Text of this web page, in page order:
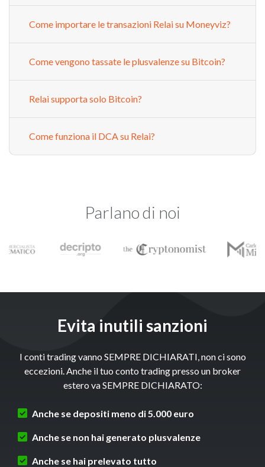
Come importare le transazioni Relai su Moneyviz?
Come vengono tassate le plusvalenze su Bitcoin?
Relai supporta solo Bitcoin?
Come funziona il DCA su Relai?
Parlano di noi
Evita inutili sanzioni
I conti trading vanno SEMPRE DICHIARATI, non ci sono
eccezioni. Anche il tuo conto trading presso un broker
estero va SEMPRE DICHIARATO:
Anche se depositi meno di 5.000 euro
Anche se non hai generato plusvalenze
Anche se hai prelevato tutto